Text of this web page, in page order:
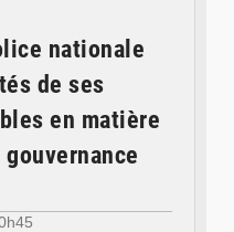
nationale
de ses
en matière